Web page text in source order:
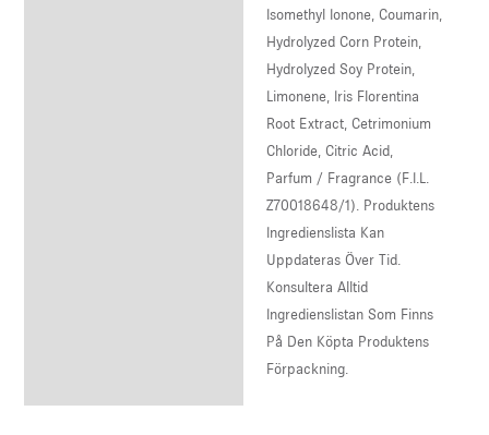
Isomethyl Ionone, Coumarin,
Hydrolyzed Corn Protein,
Hydrolyzed Soy Protein,
Limonene, Iris Florentina
Root Extract, Cetrimonium
Chloride, Citric Acid,
Parfum / Fragrance (F.I.L.
Z70018648/1). Produktens
Ingredienslista Kan
Uppdateras Över Tid.
Konsultera Alltid
Ingredienslistan Som Finns
På Den Köpta Produktens
Förpackning.